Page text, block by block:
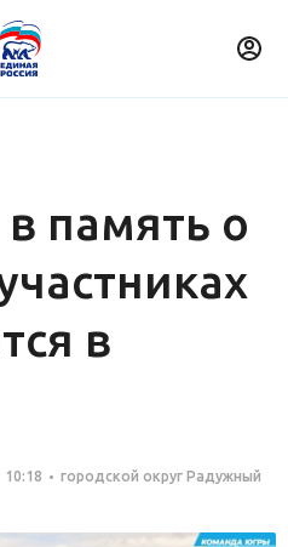
память о
в
10:18 городской округ Радужный